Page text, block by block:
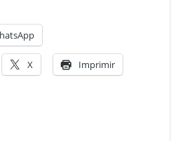
X Imprimir